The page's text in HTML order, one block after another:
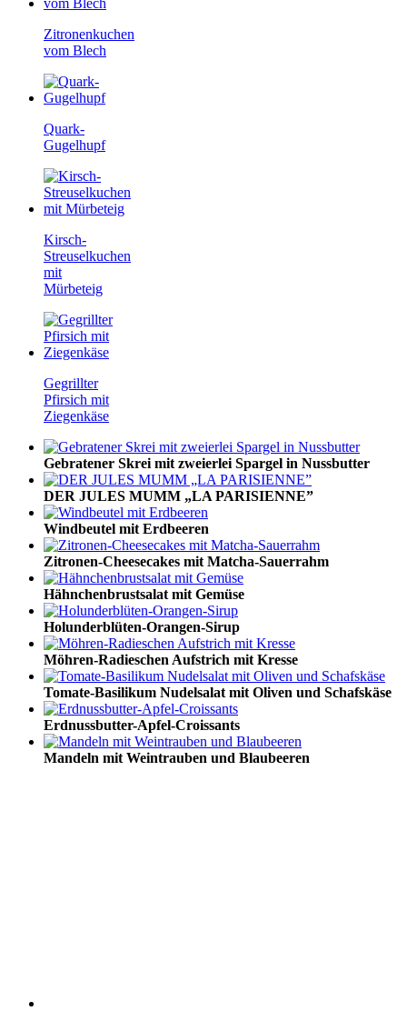
Zitronenkuchen
vom Blech
Quark-
Gugelhupf
Kirsch-
Streuselkuchen
mit
Mürbeteig
Gegrillter
Pfirsich mit
Ziegenkäse
Gebratener Skrei mit zweierlei Spargel in Nussbutter
DER JULES MUMM „LA PARISIENNE”
Windbeutel mit Erdbeeren
Zitronen-Cheesecakes mit Matcha-Sauerrahm
Hähnchenbrustsalat mit Gemüse
Holunderblüten-Orangen-Sirup
Möhren-Radieschen Aufstrich mit Kresse
Tomate-Basilikum Nudelsalat mit Oliven und Schafskäse
Erdnussbutter-Apfel-Croissants
Mandeln mit Weintrauben und Blaubeeren